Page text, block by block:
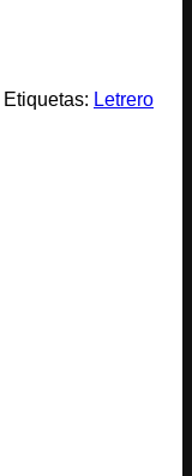
Etiquetas: Letrero